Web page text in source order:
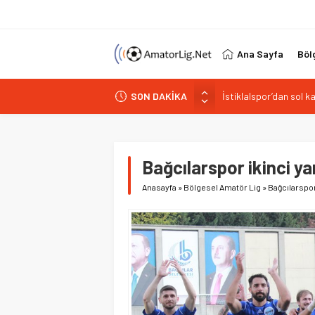
Ana Sayfa
SON DAKİKA
Paşabahçespor’da
İstanbul Gençlerbirliği
Kuzeyin Kaplanları
Bağcılarspor ikinci
Anasayfa » Bölgesel Amatör Lig »